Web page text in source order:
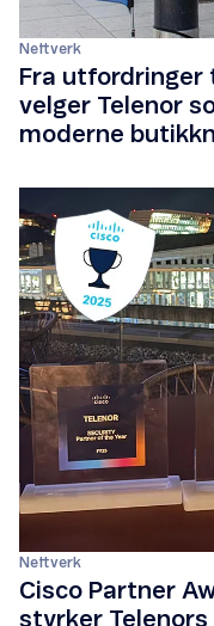
Nettverk
Fra utfordringer
velger Telenor
moderne
Nettverk
Cisco Partner
styrker